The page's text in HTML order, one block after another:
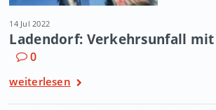
14 Jul 2022
Ladendorf: Verkehrsunfall
0
weiterlesen